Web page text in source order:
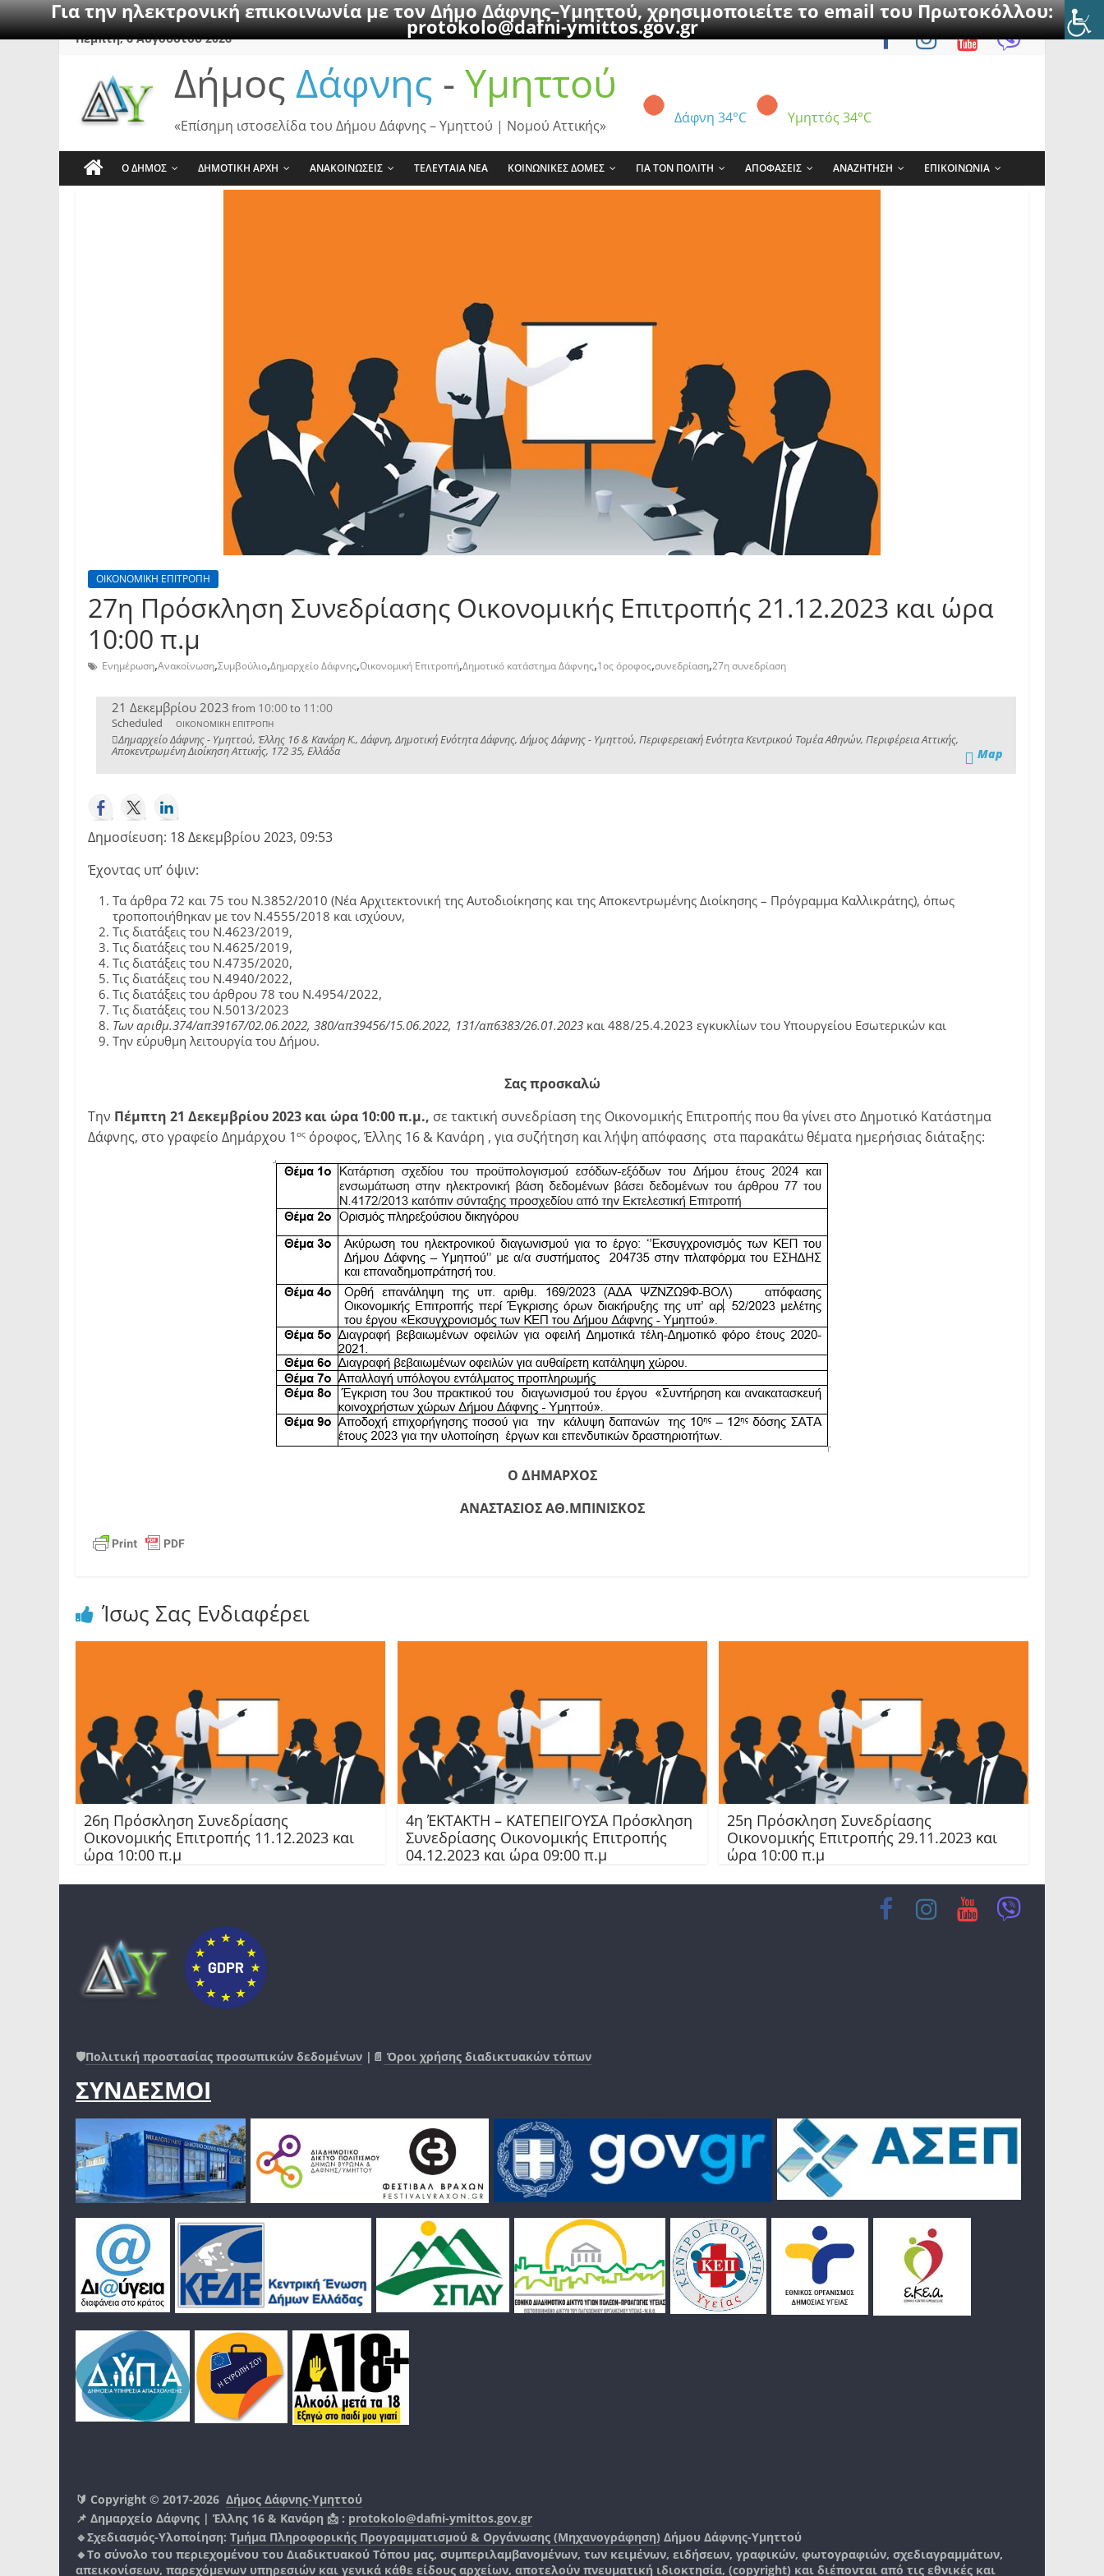
Για την ηλεκτρονική επικοινωνία με τον Δήμο Δάφνης–Υμηττού, χρησιμοποιείτε το email του Πρωτοκόλλου:
protokolo@dafni-ymittos.gov.gr
SkipΠέμπτη, 6 Αυγούστου 2026
Δήμος Δάφνης - Υμηττού
Δάφνη 34°C Υμηττός 34°C
«Επίσημη ιστοσελίδα του Δήμου Δάφνης – Υμηττού | Νομού Αττικής»
Ο ΔΗΜΟΣ ΔΗΜΟΤΙΚΗ ΑΡΧΗ ΑΝΑΚΟΙΝΩΣΕΙΣ ΤΕΛΕΥΤΑΙΑ ΝΕΑ ΚΟΙΝΩΝΙΚΕΣ ΔΟΜΕΣ ΓΙΑ ΤΟΝ ΠΟΛΙΤΗ ΑΠΟΦΑΣΕΙΣ ΑΝΑΖΗΤΗΣΗ ΕΠΙΚΟΙΝΩΝΙΑ
ΟΙΚΟΝΟΜΙΚΗ ΕΠΙΤΡΟΠΗ
27η Πρόσκληση Συνεδρίασης Οικονομικής Επιτροπής 21.12.2023 και ώρα
10:00 π.μ
Ενημέρωση,Ανακοίνωση,Συμβούλιο,Δημαρχείο Δάφνης,Οικονομική Επιτροπή,Δημοτικό κατάστημα Δάφνης,1ος όροφος,συνεδρίαση,27η συνεδρίαση
21 Δεκεμβρίου 2023 from 10:00to 11:00
Scheduled ΟΙΚΟΝΟΜΙΚΗ ΕΠΙΤΡΟΠΗ
Δημαρχείο Δάφνης - Υμηττού, Έλλης 16 & Κανάρη Κ., Δάφνη, Δημοτική Ενότητα Δάφνης, Δήμος Δάφνης - Υμηττού, Περιφερειακή Ενότητα Κεντρικού Τομέα Αθηνών, Περιφέρεια Αττικής,
Αποκεντρωμένη Διοίκηση Αττικής, 172 35, Ελλάδα Map
Δημοσίευση: 18 Δεκεμβρίου 2023, 09:53
Έχοντας υπ’ όψιν:
Τα άρθρα 72 και 75 του Ν.3852/2010 (Νέα Αρχιτεκτονική της Αυτοδιοίκησης και της Αποκεντρωμένης Διοίκησης – Πρόγραμμα Καλλικράτης), όπως
τροποποιήθηκαν με τον Ν.4555/2018 και ισχύουν,
Τις διατάξεις του Ν.4623/2019,
Τις διατάξεις του Ν.4625/2019,
Τις διατάξεις του Ν.4735/2020,
Τις διατάξεις του Ν.4940/2022,
Τις διατάξεις του άρθρου 78 του Ν.4954/2022,
Τις διατάξεις του Ν.5013/2023
Των αριθμ.374/απ39167/02.06.2022, 380/απ39456/15.06.2022, 131/απ6383/26.01.2023 και 488/25.4.2023 εγκυκλίων του Υπουργείου Εσωτερικών και
Την εύρυθμη λειτουργία του Δήμου.
Σας προσκαλώ
Την Πέμπτη 21 Δεκεμβρίου 2023 και ώρα 10:00 π.μ., σε τακτική συνεδρίαση της Οικονομικής Επιτροπής που θα γίνει στο Δημοτικό Κατάστημα
Δάφνης, στο γραφείο Δημάρχου 1 ος όροφος, Έλλης 16 & Κανάρη , για συζήτηση και λήψη απόφασης στα παρακάτω θέματα ημερήσιας διάταξης:
Ο ΔΗΜΑΡΧΟΣ
ΑΝΑΣΤΑΣΙΟΣ ΑΘ.ΜΠΙΝΙΣΚΟΣ
Ίσως Σας Ενδιαφέρει
26η Πρόσκληση Συνεδρίασης
Οικονομικής Επιτροπής 11.12.2023 και
ώρα 10:00 π.μ
4η ΈΚΤΑΚΤΗ – ΚΑΤΕΠΕΙΓΟΥΣΑ Πρόσκληση
Συνεδρίασης Οικονομικής Επιτροπής
04.12.2023 και ώρα 09:00 π.μ
25η Πρόσκληση Συνεδρίασης
Οικονομικής Επιτροπής 29.11.2023 και
ώρα 10:00 π.μ
🛡️Πολιτική προστασίας προσωπικών δεδομένων |📄 Όροι χρήσης διαδικτυακών τόπων
ΣΥΝΔΕΣΜΟΙ
🔰 Copyright © 2017-2026 Δήμος Δάφνης-Υμηττού
📌 Δημαρχείο Δάφνης | Έλλης 16 & Κανάρη 📩 : protokolo@dafni-ymittos.gov.gr
🔹Σχεδιασμός-Υλοποίηση: Τμήμα Πληροφορικής Προγραμματισμού & Οργάνωσης (Μηχανογράφηση) Δήμου Δάφνης-Υμηττού
🔸Το σύνολο του περιεχομένου του Διαδικτυακού Τόπου μας, συμπεριλαμβανομένων, των κειμένων, ειδήσεων, γραφικών, φωτογραφιών, σχεδιαγραμμάτων,
απεικονίσεων, παρεχόμενων υπηρεσιών και γενικά κάθε είδους αρχείων, αποτελούν πνευματική ιδιοκτησία, (copyright) και διέπονται από τις εθνικές και